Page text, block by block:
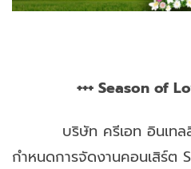
+++ Season of
บริษัท ครีเอท อินเทลลิเ
กำหนดการจัดงานคอนเสิร์ต